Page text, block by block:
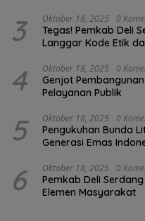
3 Oktober 18, 2025 0
Tegas! Pemkab Deli
Langgar Kode Etik
4 Oktober 18, 2025 0
Genjot
Pelayanan Publik
5 Oktober 18, 2025 0
Pengukuhan Bunda
Generasi Emas
6 Oktober 18, 2025 0
Pemkab Deli
Elemen Masyarakat